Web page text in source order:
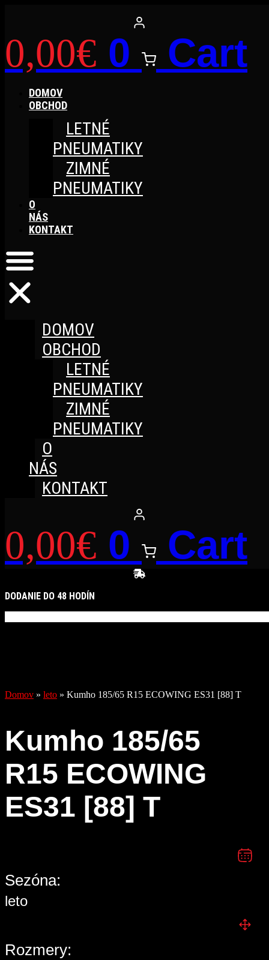
0,00€ 0 Cart
DOMOV
OBCHOD
LETNÉ
PNEUMATIKY
ZIMNÉ
PNEUMATIKY
O
NÁS
KONTAKT
DOMOV
OBCHOD
LETNÉ
PNEUMATIKY
ZIMNÉ
PNEUMATIKY
O
NÁS
KONTAKT
0,00€ 0 Cart
DODANIE DO 48 HODÍN
Domov » leto » Kumho 185/65 R15 ECOWING ES31 [88] T
Kumho 185/65
R15 ECOWING
ES31 [88] T
Sezóna:
leto
Rozmery: